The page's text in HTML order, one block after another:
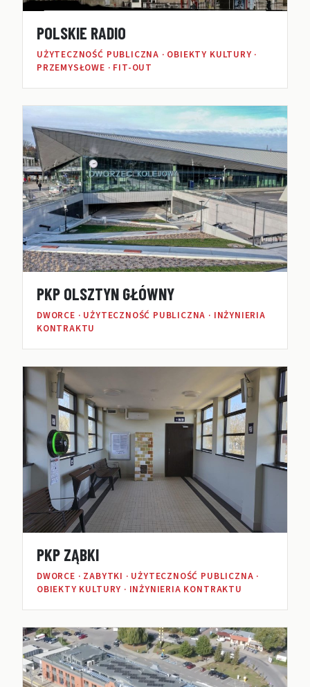
POLSKIE RADIO
UŻYTECZNOŚĆ PUBLICZNA · OBIEKTY KULTURY ·
PRZEMYSŁOWE · FIT-OUT
PKP OLSZTYN GŁÓWNY
DWORCE · UŻYTECZNOŚĆ PUBLICZNA · INŻYNIERIA
KONTRAKTU
PKP ZĄBKI
DWORCE · ZABYTKI · UŻYTECZNOŚĆ PUBLICZNA ·
OBIEKTY KULTURY · INŻYNIERIA KONTRAKTU